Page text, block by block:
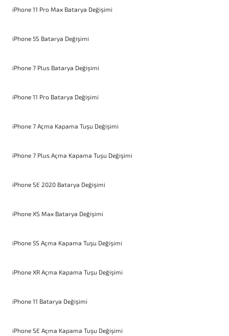
iPhone 11 Pro Max Batarya Değişimi
iPhone 5S Batarya Değişimi
iPhone 7 Plus Batarya Değişimi
iPhone 11 Pro Batarya Değişimi
iPhone 7 Açma Kapama Tuşu Değişimi
iPhone 7 Plus Açma Kapama Tuşu Değişimi
iPhone SE 2020 Batarya Değişimi
iPhone XS Max Batarya Değişimi
iPhone 5S Açma Kapama Tuşu Değişimi
iPhone XR Açma Kapama Tuşu Değişimi
iPhone 11 Batarya Değişimi
iPhone SE Açma Kapama Tuşu Değişimi